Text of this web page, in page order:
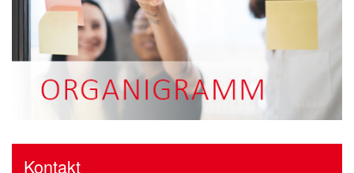
Kontakt